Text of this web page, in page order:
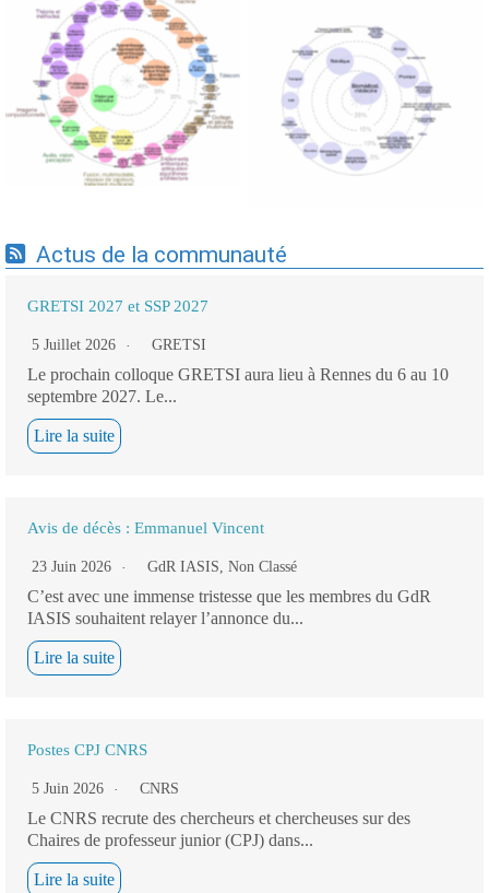
Expertises du GdR -
cartographie par Axes -
19/09/2025
Expertises du GdR -
cartographie par mots-clés
applicatifs - 19/09/2025
Actus de la communauté
GRETSI 2027 et SSP 2027
5 Juillet 2026 GRETSI
Le prochain colloque GRETSI aura lieu à Rennes du 6 au 10
septembre 2027. Le...
Lire la suite
Avis de décès : Emmanuel Vincent
23 Juin 2026 GdR IASIS, Non Classé
C’est avec une immense tristesse que les membres du GdR
IASIS souhaitent relayer l’annonce du...
Lire la suite
Postes CPJ CNRS
5 Juin 2026 CNRS
Le CNRS recrute des chercheurs et chercheuses sur des
Chaires de professeur junior (CPJ) dans...
Lire la suite